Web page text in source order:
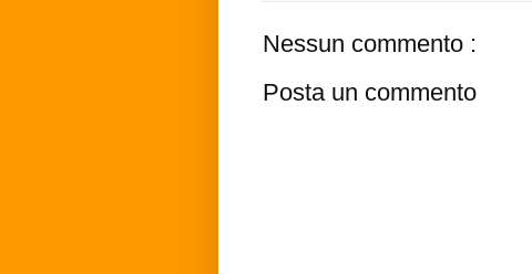
Nessun commento :
Posta un commento